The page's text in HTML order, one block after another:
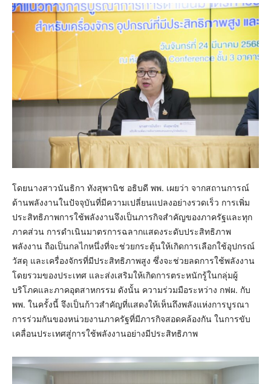
โดยนางสาวนันธิกา ทังสุพานิช อธิบดี พพ. เผยว่า จากสถานการณ์
ด้านพลังงานในปัจจุบันที่มีความเปลี่ยนแปลงอย่างรวดเร็ว การเพิ่ม
ประสิทธิภาพการใช้พลังงานจึงเป็นภารกิจสำคัญของภาครัฐและทุก
ภาคส่วน การดำเนินมาตรการฉลากแสดงระดับประสิทธิภาพ
พลังงาน ถือเป็นกลไกหนึ่งที่จะช่วยกระตุ้นให้เกิดการเลือกใช้อุปกรณ์
วัสดุ และเครื่องจักรที่มีประสิทธิภาพสูง ซึ่งจะช่วยลดการใช้พลังงาน
โดยรวมของประเทศ และส่งเสริมให้เกิดการตระหนักรู้ในกลุ่มผู้
บริโภคและภาคอุตสาหกรรม ดังนั้น ความร่วมมือระหว่าง กฟผ. กับ
พพ. ในครั้งนี้ จึงเป็นก้าวสำคัญที่แสดงให้เห็นถึงพลังแห่งการบูรณา
การร่วมกันของหน่วยงานภาครัฐที่มีภารกิจสอดคล้องกัน ในการขับ
เคลื่อนประเทศสู่การใช้พลังงานอย่างมีประสิทธิภาพ